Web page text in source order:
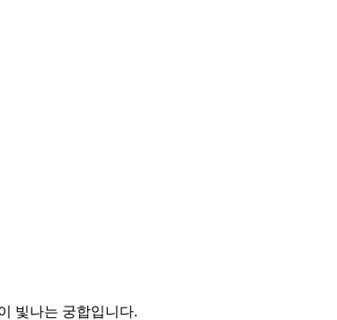
빛나는 궁합입니다.